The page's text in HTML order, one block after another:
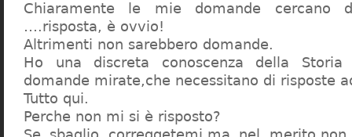
Chiaramente le mie domande cercano
….risposta, è ovvio!
Altrimenti non sarebbero domande.
Ho una discreta conoscenza della
domande mirate,che necessitano di risposte
Tutto qui.
Perche non mi si è risposto?